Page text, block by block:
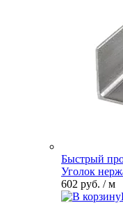
Быстрый
Уголок
602 руб. / м